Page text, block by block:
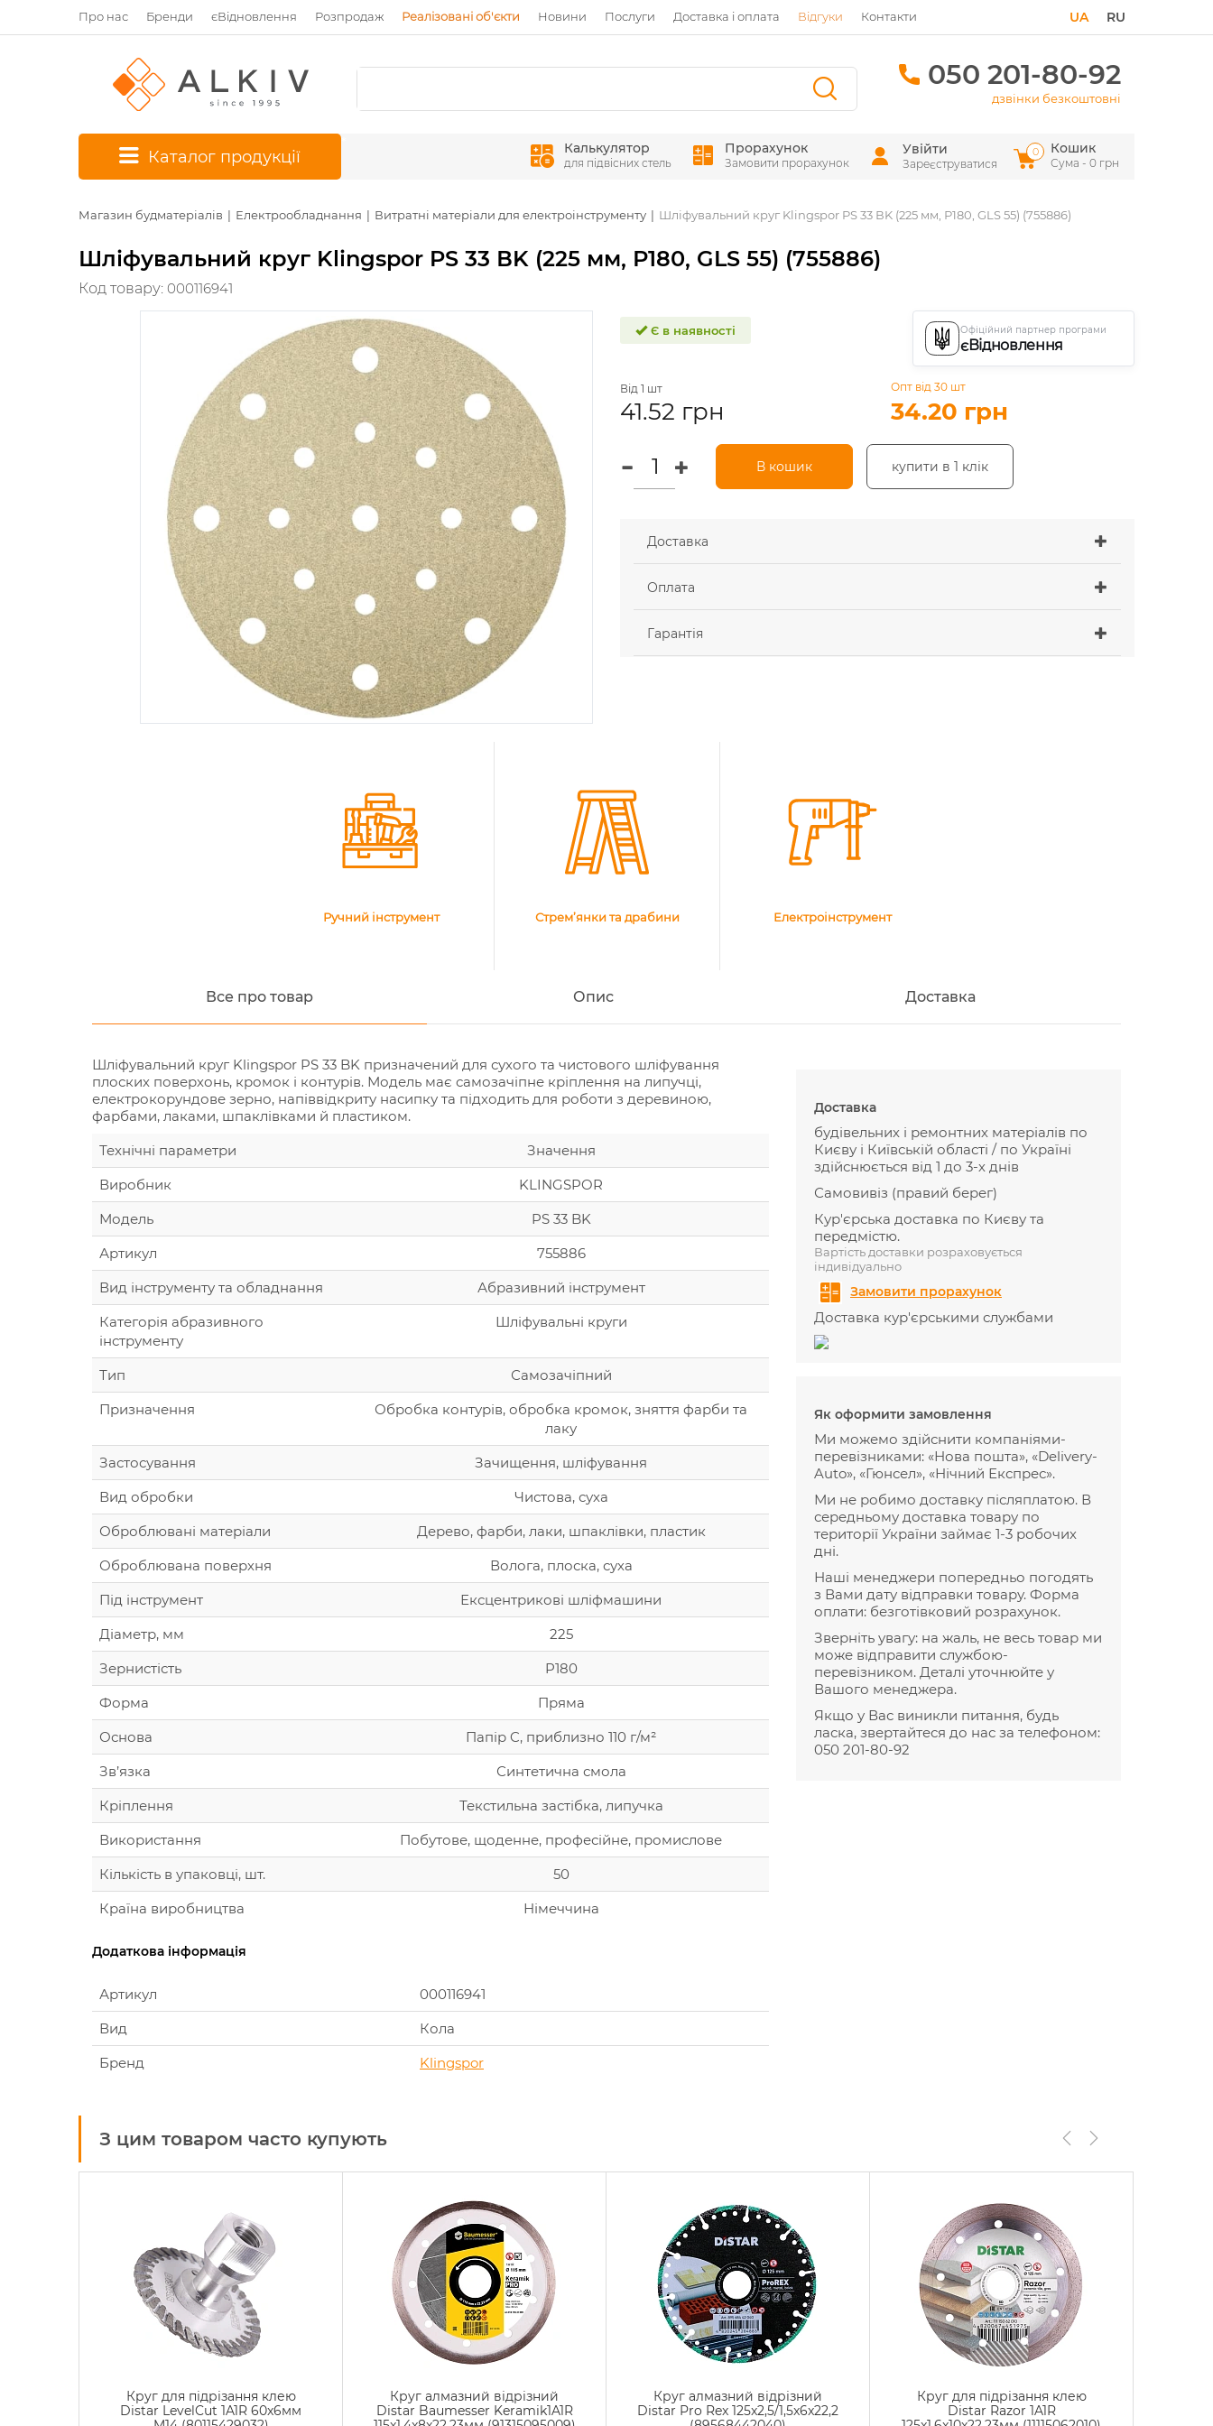
Про нас Бренди єВідновлення Розпродаж Реалізовані об'єкти Новини Послуги Доставка і оплата Відгуки Контакти RU
UA
050 201-80-92
дзвінки безкоштовні
Каталог продукції Калькулятор
для підвісних стель
Прорахунок
Замовити прорахунок
Увійти
Зареєструватися
Кошик
Сума - 0 грн
0
Магазин будматеріалів Електрообладнання Витратні матеріали для електроінструменту Шліфувальний круг Klingspor PS 33 ВK (225 мм, Р180, GLS 55) (755886)
Шліфувальний круг Klingspor PS 33 ВK (225 мм, Р180, GLS 55) (755886)
Код товару: 000116941
Є в наявності Офіційний партнер програми
єВідновлення
Від 1 шт
41.52 грн
Опт від 30 шт
34.20 грн
В кошик купити в 1 клік
Доставка
Оплата
Гарантія
Ручний інструмент Стрем’янки та драбини Електроінструмент
Все про товар Опис Доставка
Шліфувальний круг Klingspor PS 33 BK призначений для сухого та чистового шліфування
плоских поверхонь, кромок і контурів. Модель має самозачіпне кріплення на липучці,
електрокорундове зерно, напіввідкриту насипку та підходить для роботи з деревиною,
фарбами, лаками, шпаклівками й пластиком.
Технічні параметри
Значення
Виробник
KLINGSPOR
Модель
PS 33 BK
Артикул
755886
Вид інструменту та обладнання
Абразивний інструмент
Категорія абразивного
інструменту
Шліфувальні круги
Тип
Самозачіпний
Призначення
Обробка контурів, обробка кромок, зняття фарби та
лаку
Застосування
Зачищення, шліфування
Вид обробки
Чистова, суха
Оброблювані матеріали
Дерево, фарби, лаки, шпаклівки, пластик
Оброблювана поверхня
Волога, плоска, суха
Під інструмент
Ексцентрикові шліфмашини
Діаметр, мм
225
Зернистість
P180
Форма
Пряма
Основа
Папір C, приблизно 110 г/м²
Зв’язка
Синтетична смола
Кріплення
Текстильна застібка, липучка
Використання
Побутове, щоденне, професійне, промислове
Кількість в упаковці, шт.
50
Країна виробництва
Німеччина
Додаткова інформація
Артикул
000116941
Вид
Кола
Бренд
Klingspor
Доставка
будівельних і ремонтних матеріалів по
Києву і Київській області / по Україні
здійснюється від 1 до 3-х днів
Самовивіз (правий берег)
Кур'єрська доставка по Києву та
передмістю.
Вартість доставки розраховується
індивідуально
Замовити прорахунок
Доставка кур'єрськими службами
Як оформити замовлення
Ми можемо здійснити компаніями-
перевізниками: «Нова пошта», «Delivery-
Auto», «Гюнсел», «Нічний Експрес».
Ми не робимо доставку післяплатою. В
середньому доставка товару по
території України займає 1-3 робочих
дні.
Наші менеджери попередньо погодять
з Вами дату відправки товару. Форма
оплати: безготівковий розрахунок.
Зверніть увагу: на жаль, не весь товар ми
може відправити службою-
перевізником. Деталі уточнюйте у
Вашого менеджера.
Якщо у Вас виникли питання, будь
ласка, звертайтеся до нас за телефоном:
050 201-80-92
З цим товаром часто купують
Круг для підрізання клею
Distar LevelCut 1A1R 60x6мм
Круг алмазний відрізний
Distar Baumesser Keramik1A1R
Круг алмазний відрізний
Distar Pro Rex 125x2,5/1,5x6x22,2
Круг для підрізання клею
Distar Razor 1A1R